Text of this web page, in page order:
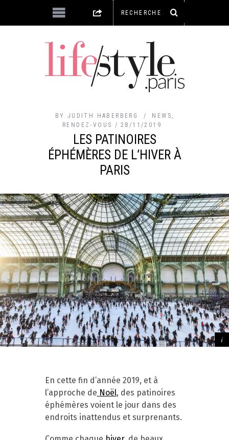
BY JUDITH HABERBERG NEWS ,
RENDEZ-VOUS
28/11/2019
LES PATINOIRES
ÉPHÉMÈRES DE L’HIVER À
PARIS
En cette fin d’année 2019, et à
l’approche de Noël, des patinoires
éphémères voient le jour dans des
endroits inattendus et surprenants.